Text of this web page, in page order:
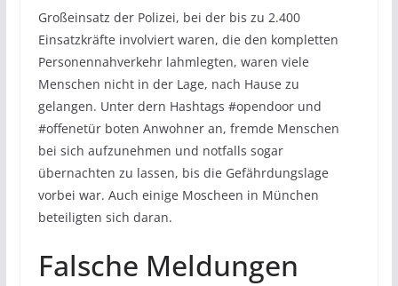
Großeinsatz der Polizei, bei der bis zu 2.400
Einsatzkräfte involviert waren, die den kompletten
Personennahverkehr lahmlegten, waren viele
Menschen nicht in der Lage, nach Hause zu
gelangen. Unter dern Hashtags #opendoor und
#offenetür boten Anwohner an, fremde Menschen
bei sich aufzunehmen und notfalls sogar
übernachten zu lassen, bis die Gefährdungslage
vorbei war. Auch einige Moscheen in München
beteiligten sich daran.
Falsche Meldungen